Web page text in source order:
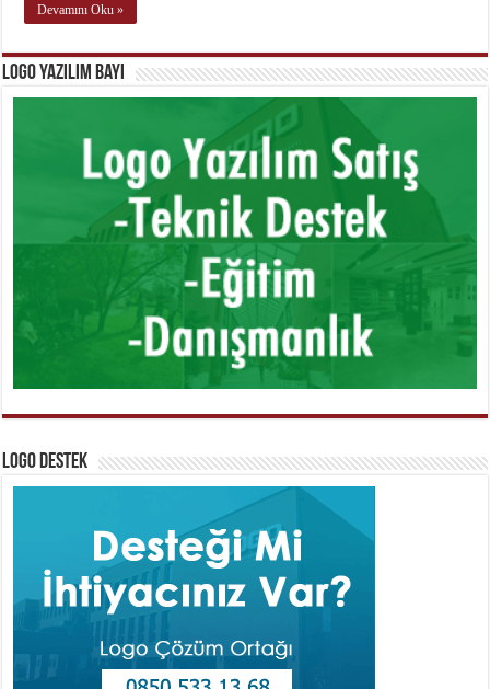
Devamını Oku »
Logo Yazılım Bayi
Logo Destek